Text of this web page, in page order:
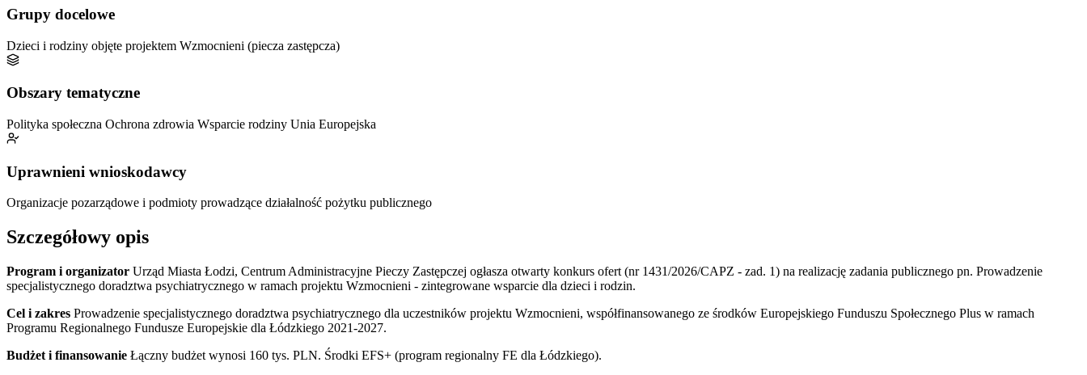
Grupy docelowe
Dzieci i rodziny objęte projektem Wzmocnieni (piecza zastępcza)
Obszary tematyczne
Polityka społeczna Ochrona zdrowia Wsparcie rodziny Unia Europejska
Uprawnieni wnioskodawcy
Organizacje pozarządowe i podmioty prowadzące działalność pożytku publicznego
Szczegółowy opis
Program i organizator Urząd Miasta Łodzi, Centrum Administracyjne Pieczy Zastępczej ogłasza otwarty konkurs ofert (nr 1431/2026/CAPZ - zad. 1) na realizację zadania publicznego pn. Prowadzenie
specjalistycznego doradztwa psychiatrycznego w ramach projektu Wzmocnieni - zintegrowane wsparcie dla dzieci i rodzin.
Cel i zakres Prowadzenie specjalistycznego doradztwa psychiatrycznego dla uczestników projektu Wzmocnieni, współfinansowanego ze środków Europejskiego Funduszu Społecznego Plus w ramach
Programu Regionalnego Fundusze Europejskie dla Łódzkiego 2021-2027.
Budżet i finansowanie Łączny budżet wynosi 160 tys. PLN. Środki EFS+ (program regionalny FE dla Łódzkiego).